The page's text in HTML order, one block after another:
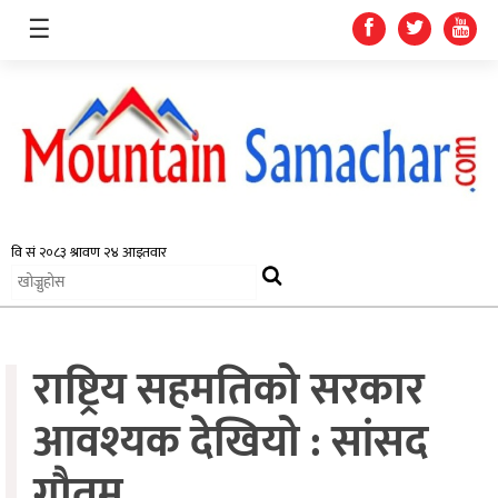
समाचार
प्रदेश
अर्थतन्त्र
स्वास्थ्य
अन्तर्राष्ट्रिय
☰
राष्ट्रिय सहमतिको सरकार
आवश्यक देखियो : सांसद